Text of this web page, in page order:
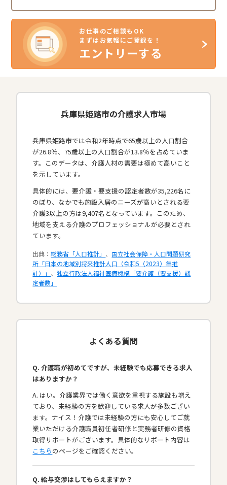
お仕事のご相談もOK
まずはお気軽にご登録を！
エントリーする
兵庫県姫路市の介護求人市場
兵庫県姫路市では令和2年時点で65歳以上の人口割合
が26.8％、75歳以上の人口割合が13.8％を占めていま
す。このデータは、介護人材の需要は極めて高いこと
を示しています。
具体的には、要介護・要支援の認定者数が35,226名に
のぼり、なかでも施設入居のニーズが高いとされる要
介護3以上の方は9,407名となっています。このため、
地域を支える介護のプロフェッショナルが必要とされ
ています。​
出典：総務省「人口推計」 、国立社会保障・人口問題研究
所「日本の地域別将来推計人口（令和5（2023）年推
計）」 、独立行政法人福祉医療機構「要介護（要支援）認
定者数」
よくある質問
Q. 介護職が初めてですが、未経験でも応募できる求人
はありますか？
A. はい。介護業界では働く意欲を重視する施設も増え
ており、未経験の方を歓迎している求人が多数ござい
ます。ナイス！介護では未経験の方にも安心してご就
業いただける介護職員初任者研修と実務者研修の資格
取得サポートがございます。具体的なサポート内容は
こちらのページをご確認ください。
Q. 給与交渉はしてもらえますか？